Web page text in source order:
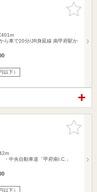
お気に入
りに追加
401m
ら車で20分/JR身延線 南甲府駅か
以下）
お気に入
りに追加
・中央自動車道「甲府南I.C.」
以下）